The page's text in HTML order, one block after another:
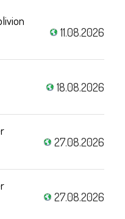
11.08.2026
18.08.2026
27.08.2026
27.08.2026